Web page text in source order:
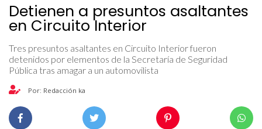
Detienen a presuntos asaltantes
en Circuito Interior
Tres presuntos asaltantes en Circuito Interior fueron
detenidos por elementos de la Secretaría de Seguridad
Pública tras amagar a un automovilista
Por: Redacción ka